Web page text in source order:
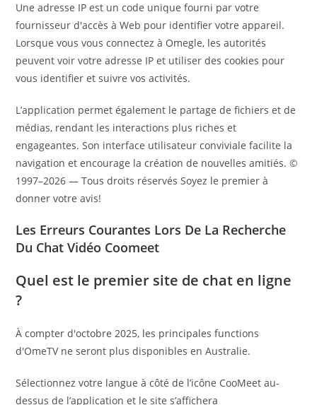
Une adresse IP est un code unique fourni par votre
fournisseur d'accès à Web pour identifier votre appareil.
Lorsque vous vous connectez à Omegle, les autorités
peuvent voir votre adresse IP et utiliser des cookies pour
vous identifier et suivre vos activités.
L’application permet également le partage de fichiers et de
médias, rendant les interactions plus riches et
engageantes. Son interface utilisateur conviviale facilite la
navigation et encourage la création de nouvelles amitiés. ©
1997–2026 — Tous droits réservés Soyez le premier à
donner votre avis!
Les Erreurs Courantes Lors De La Recherche
Du Chat Vidéo Coomeet
Quel est le premier site de chat en ligne
?
À compter d'octobre 2025, les principales functions
d'OmeTV ne seront plus disponibles en Australie.
Sélectionnez votre langue à côté de l’icône CooMeet au-
dessus de l’application et le site s’affichera